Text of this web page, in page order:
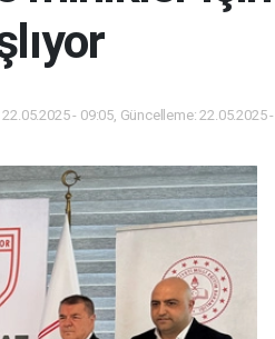
- 09:05, Güncelleme: 22.05.2025